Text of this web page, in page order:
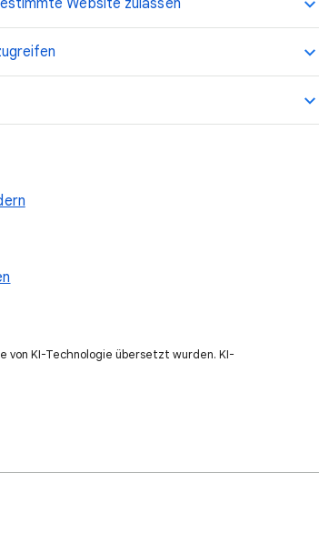
Website zulassen
KI-Technologie übersetzt wurden. KI-